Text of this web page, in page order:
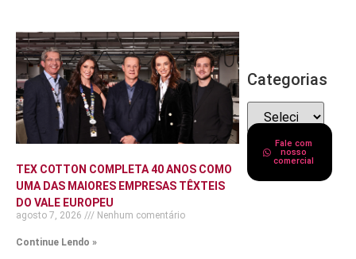
TEX COTTON COMPLETA 40 ANOS COMO
UMA DAS MAIORES EMPRESAS TÊXTEIS
DO VALE EUROPEU
agosto 7, 2026 Nenhum comentário
Continue Lendo »
Categorias
Fale com
nosso
comercial